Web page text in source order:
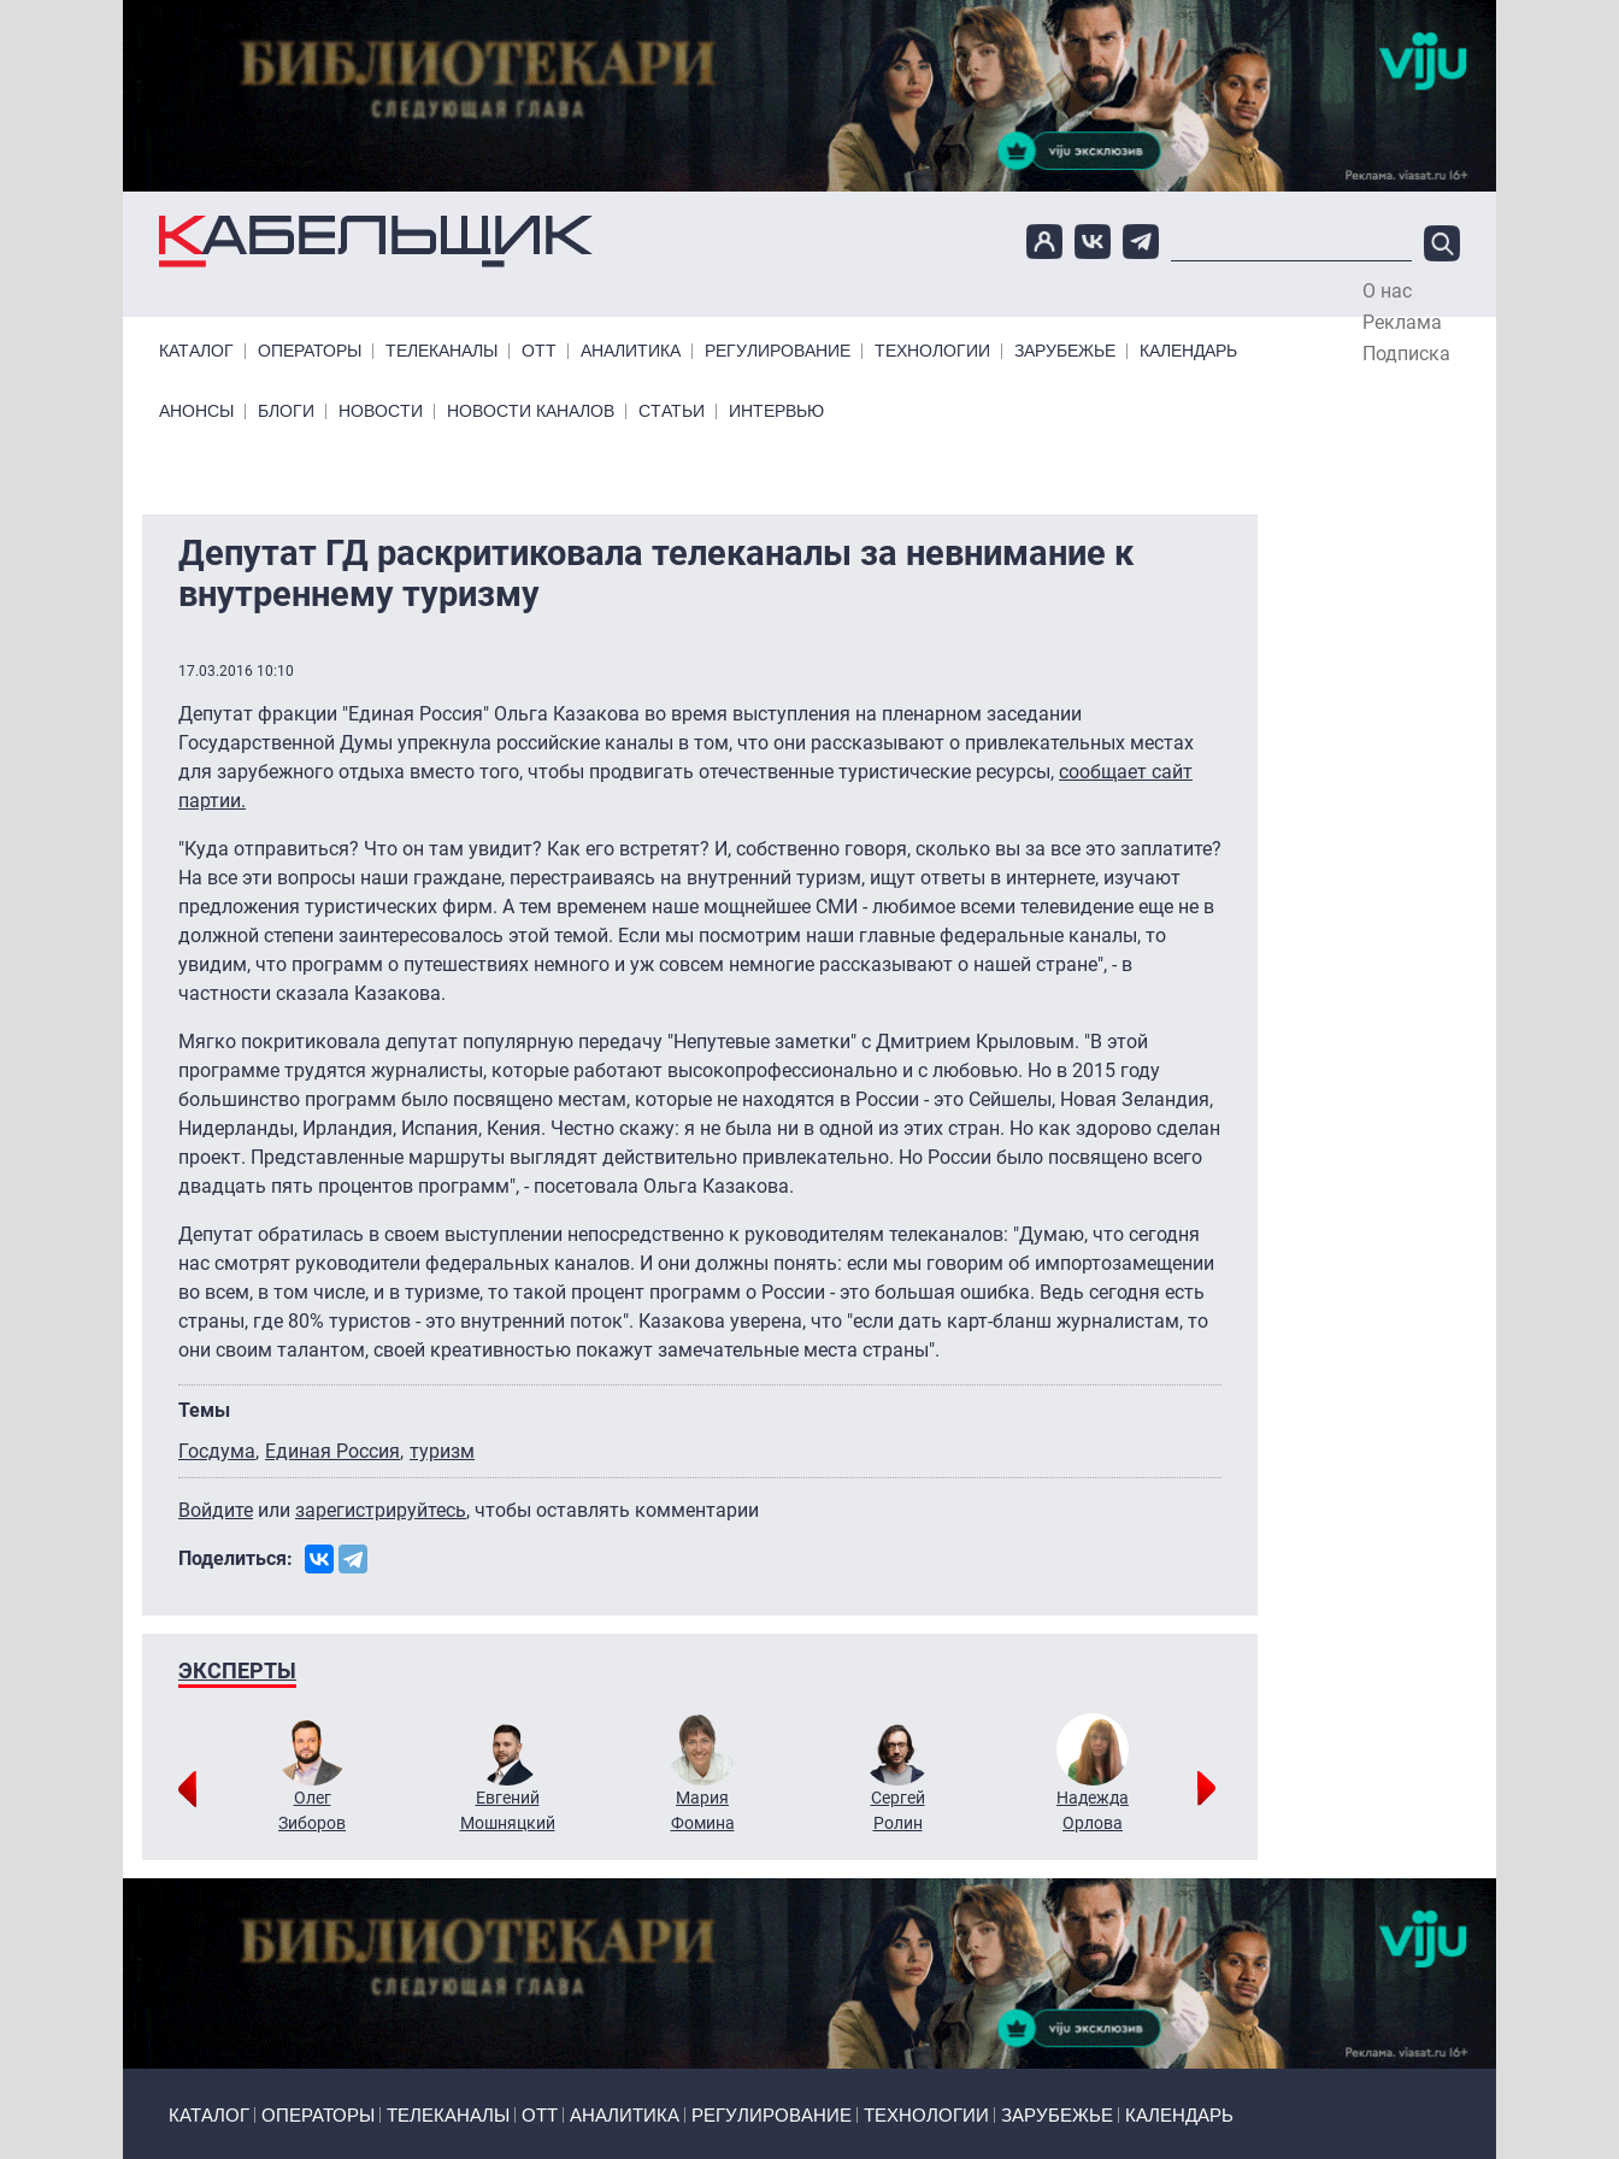
О нас
Реклама
Подписка
КАТАЛОГ ОПЕРАТОРЫ ТЕЛЕКАНАЛЫ ОТТ АНАЛИТИКА РЕГУЛИРОВАНИЕ ТЕХНОЛОГИИ ЗАРУБЕЖЬЕ КАЛЕНДАРЬ
Primary links bottom
АНОНСЫ БЛОГИ НОВОСТИ НОВОСТИ КАНАЛОВ СТАТЬИ ИНТЕРВЬЮ
Депутат ГД раскритиковала телеканалы за невнимание к
внутреннему туризму
17.03.2016 10:10
Депутат фракции "Единая Россия" Ольга Казакова во время выступления на пленарном заседании
Государственной Думы упрекнула российские каналы в том, что они рассказывают о привлекательных местах
для зарубежного отдыха вместо того, чтобы продвигать отечественные туристические ресурсы, сообщает сайт
партии.
"Куда отправиться? Что он там увидит? Как его встретят? И, собственно говоря, сколько вы за все это заплатите?
На все эти вопросы наши граждане, перестраиваясь на внутренний туризм, ищут ответы в интернете, изучают
предложения туристических фирм. А тем временем наше мощнейшее СМИ - любимое всеми телевидение еще не в
должной степени заинтересовалось этой темой. Если мы посмотрим наши главные федеральные каналы, то
увидим, что программ о путешествиях немного и уж совсем немногие рассказывают о нашей стране", - в
частности сказала Казакова.
Мягко покритиковала депутат популярную передачу "Непутевые заметки" с Дмитрием Крыловым. "В этой
программе трудятся журналисты, которые работают высокопрофессионально и с любовью. Но в 2015 году
большинство программ было посвящено местам, которые не находятся в России - это Сейшелы, Новая Зеландия,
Нидерланды, Ирландия, Испания, Кения. Честно скажу: я не была ни в одной из этих стран. Но как здорово сделан
проект. Представленные маршруты выглядят действительно привлекательно. Но России было посвящено всего
двадцать пять процентов программ", - посетовала Ольга Казакова.
Депутат обратилась в своем выступлении непосредственно к руководителям телеканалов: "Думаю, что сегодня
нас смотрят руководители федеральных каналов. И они должны понять: если мы говорим об импортозамещении
во всем, в том числе, и в туризме, то такой процент программ о России - это большая ошибка. Ведь сегодня есть
страны, где 80% туристов - это внутренний поток". Казакова уверена, что "если дать карт-бланш журналистам, то
они своим талантом, своей креативностью покажут замечательные места страны".
Темы
Госдума Единая Россия туризм
Войдите или зарегистрируйтесь, чтобы оставлять комментарии
Поделиться:
ЭКСПЕРТЫ
Олег
Зиборов
Евгений
Мошняцкий
Мария
Фомина
Сергей
Ролин
Надежда
Орлова
КАТАЛОГ ОПЕРАТОРЫ ТЕЛЕКАНАЛЫ ОТТ АНАЛИТИКА РЕГУЛИРОВАНИЕ ТЕХНОЛОГИИ ЗАРУБЕЖЬЕ КАЛЕНДАРЬ